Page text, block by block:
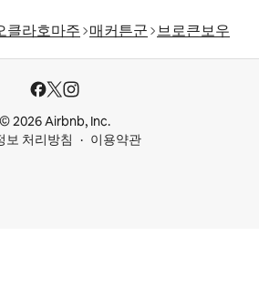
클라호마주 매커튼군 브로큰보우
© 2026 Airbnb, Inc.
보 처리방침
이용약관